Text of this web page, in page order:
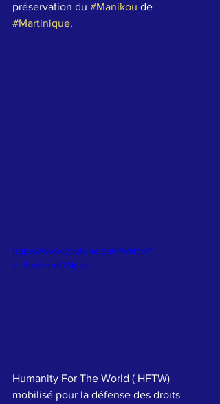
préservation du #Manikou de
#Martinique.
https://www.youtube.com/watch?
v=RevEHmOMgdc
Humanity For The World ( HFTW)
mobilisé pour la défense des droits